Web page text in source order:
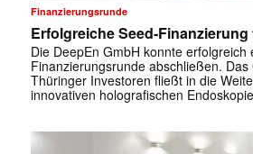
Finanzierungsrunde
Erfolgreiche Seed-Finanzierung
Die DeepEn GmbH konnte erfolgreich
Finanzierungsrunde abschließen. Das
Thüringer Investoren fließt in die
innovativen holografischen